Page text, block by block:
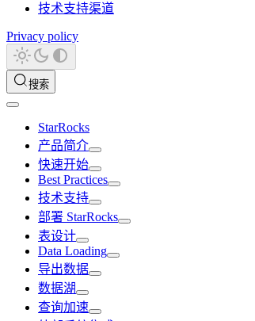
技术支持渠道
Privacy policy
搜索
StarRocks
产品简介
快速开始
Best Practices
技术支持
部署 StarRocks
表设计
Data Loading
导出数据
数据湖
查询加速